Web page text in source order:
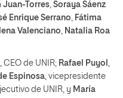
Juan-Torres, Soraya Sáenz
Enrique Serrano, Fátima
Valenciano, Natalia Roa
, CEO de UNIR; Rafael Puyol ,
Espinosa, vicepresidente
de UNIR, y María